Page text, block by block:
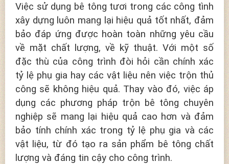
Việc sử dụng bê tông tươi trong các công tình
xây dựng luôn mang lại hiệu quả tốt nhất, đảm
bảo đáp ứng được hoàn toàn những yêu cầu
về mặt chất lượng, về kỹ thuật. Với một số
đặc thù của công trình đòi hỏi cần chính xác
tỷ lệ phụ gia hay các vật liệu nên việc trộn thủ
công sẽ không hiệu quả. Thay vào đó, việc áp
dụng các phương pháp trộn bê tông chuyên
nghiệp sẽ mang lại hiệu quả cao hơn và đảm
bảo tính chính xác trong tỷ lệ phụ gia và các
vật liệu, từ đó tạo ra sản phẩm bê tông chất
lượng và đáng tin cậy cho công trình.